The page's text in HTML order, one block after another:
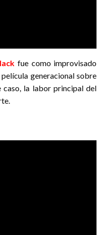
fue como improvisado
película generacional sobre
caso, la labor principal del